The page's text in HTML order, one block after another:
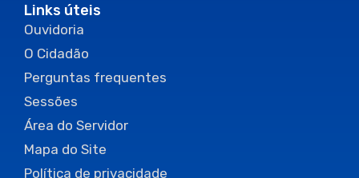
Links úteis
Ouvidoria
O Cidadão
Perguntas frequentes
Sessões
Área do Servidor
Mapa do Site
Política de privacidade